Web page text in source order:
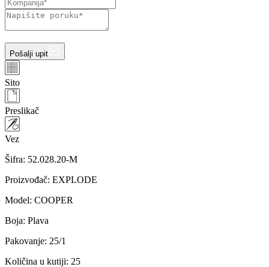
Pošalji upit
Sito
Preslikač
Vez
Šifra: 52.028.20-M
Proizvođač: EXPLODE
Model: COOPER
Boja: Plava
Pakovanje: 25/1
Količina u kutiji: 25